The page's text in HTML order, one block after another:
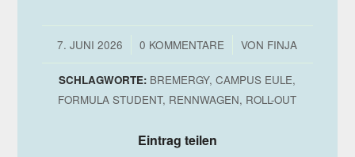
7. JUNI 2026
/ 0 KOMMENTARE
/ VON FINJA
SCHLAGWORTE: BREMERGY,CAMPUS EULE,
FORMULA STUDENT, RENNWAGEN, ROLL-OUT
Eintrag teilen